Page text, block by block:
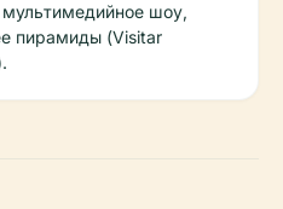
мультимедийное шоу,
пирамиды (Visitar